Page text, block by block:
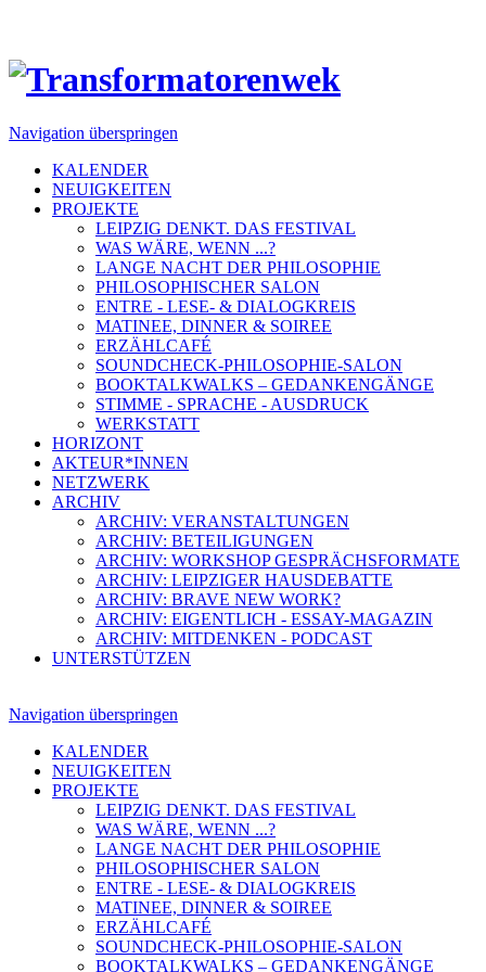
Navigation überspringen
KALENDER
NEUIGKEITEN
PROJEKTE
LEIPZIG DENKT. DAS FESTIVAL
WAS WÄRE, WENN ...?
LANGE NACHT DER PHILOSOPHIE
PHILOSOPHISCHER SALON
ENTRE - LESE- & DIALOGKREIS
MATINEE, DINNER & SOIREE
ERZÄHLCAFÉ
SOUNDCHECK-PHILOSOPHIE-SALON
BOOKTALKWALKS – GEDANKENGÄNGE
STIMME - SPRACHE - AUSDRUCK
WERKSTATT
HORIZONT
AKTEUR*INNEN
NETZWERK
ARCHIV
ARCHIV: VERANSTALTUNGEN
ARCHIV: BETEILIGUNGEN
ARCHIV: WORKSHOP GESPRÄCHSFORMATE
ARCHIV: LEIPZIGER HAUSDEBATTE
ARCHIV: BRAVE NEW WORK?
ARCHIV: EIGENTLICH - ESSAY-MAGAZIN
ARCHIV: MITDENKEN - PODCAST
UNTERSTÜTZEN
Navigation überspringen
KALENDER
NEUIGKEITEN
PROJEKTE
LEIPZIG DENKT. DAS FESTIVAL
WAS WÄRE, WENN ...?
LANGE NACHT DER PHILOSOPHIE
PHILOSOPHISCHER SALON
ENTRE - LESE- & DIALOGKREIS
MATINEE, DINNER & SOIREE
ERZÄHLCAFÉ
SOUNDCHECK-PHILOSOPHIE-SALON
BOOKTALKWALKS – GEDANKENGÄNGE